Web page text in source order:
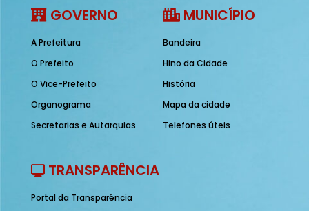
GOVERNO
A Prefeitura
O Prefeito
O Vice-Prefeito
Organograma
Secretarias e Autarquias
MUNICÍPIO
Bandeira
Hino da Cidade
História
Mapa da cidade
Telefones úteis
TRANSPARÊNCIA
Portal da Transparência